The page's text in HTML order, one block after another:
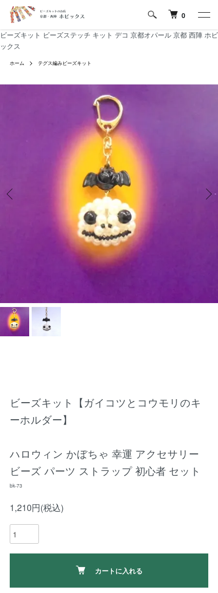
ビーズキット ビーズステッチ キット デコ 京都オパール 京都 西陣 ホビ
ックス
0
ホーム テグス編みビーズキット
ビーズキット【ガイコツとコウモリのキ
ーホルダー】
ハロウィン かぼちゃ 幸運 アクセサリー
ビーズ パーツ ストラップ 初心者 セット
bk-73
1,210円(税込)
カートに入れる